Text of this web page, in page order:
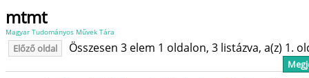
mtmt
Magyar Tudományos Művek Tára
Előző oldal Összesen 3 elem 1 oldalon, 3 listázva, a(z) 1.